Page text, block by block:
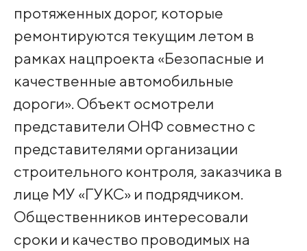
протяженных дорог, которые
ремонтируются текущим летом в
рамках нацпроекта «Безопасные и
качественные автомобильные
дороги». Объект осмотрели
представители ОНФ совместно с
представителями организации
строительного контроля, заказчика в
лице МУ «ГУКС» и подрядчиком.
Общественников интересовали
сроки и качество проводимых на